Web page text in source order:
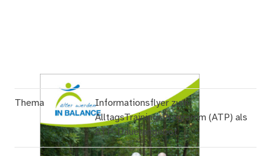
Thema
Informationsflyer zum
AlltagsTrainingsProgramm (ATP) als
ATP-Dauerangebot